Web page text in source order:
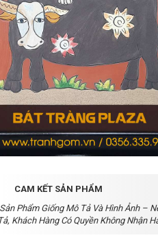
CAM KẾT SẢN PHẨM
Sản Phẩm Giống Mô Tả Và Hình Ảnh –
Khách Hàng Có Quyền Không Nhận